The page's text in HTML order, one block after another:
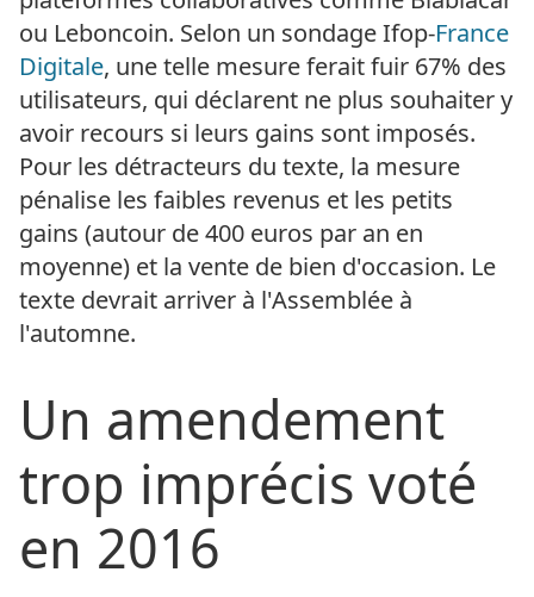
ou Leboncoin. Selon un sondage Ifop-France
Digitale, une telle mesure ferait fuir 67% des
utilisateurs, qui déclarent ne plus souhaiter y
avoir recours si leurs gains sont imposés.
Pour les détracteurs du texte, la mesure
pénalise les faibles revenus et les petits
gains (autour de 400 euros par an en
moyenne) et la vente de bien d'occasion. Le
texte devrait arriver à l'Assemblée à
l'automne.
Un amendement
trop imprécis voté
en 2016